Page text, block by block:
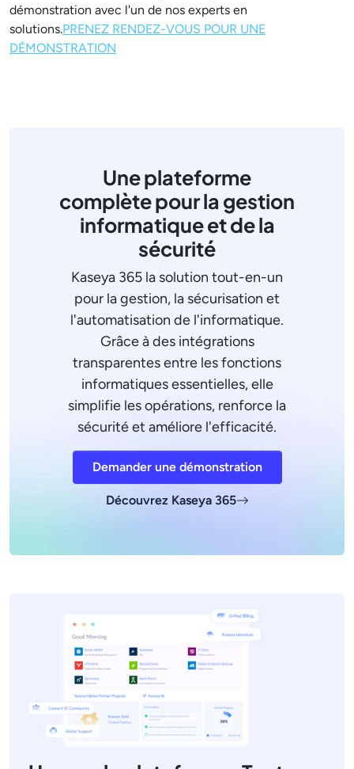
démonstration avec l'un de nos experts en
solutions.PRENEZ RENDEZ-VOUS POUR UNE
DÉMONSTRATION
Une plateforme
complète pour la gestion
informatique et de la
sécurité
Kaseya 365 la solution tout-en-un
pour la gestion, la sécurisation et
l'automatisation de l'informatique.
Grâce à des intégrations
transparentes entre les fonctions
informatiques essentielles, elle
simplifie les opérations, renforce la
sécurité et améliore l'efficacité.
Demander une démonstration
Découvrez Kaseya 365